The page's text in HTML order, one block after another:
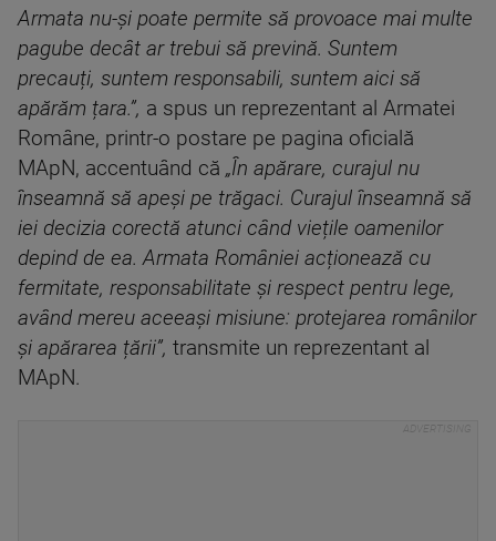
Armata nu-și poate permite să provoace mai multe
pagube decât ar trebui să prevină. Suntem
precauți, suntem responsabili, suntem aici să
apărăm țara.”, a spus un reprezentant al Armatei
Române, printr-o postare pe pagina oficială
MApN, accentuând că „În apărare, curajul nu
înseamnă să apeși pe trăgaci. Curajul înseamnă să
iei decizia corectă atunci când viețile oamenilor
depind de ea. Armata României acționează cu
fermitate, responsabilitate și respect pentru lege,
având mereu aceeași misiune: protejarea românilor
și apărarea țării”, transmite un reprezentant al
MApN.